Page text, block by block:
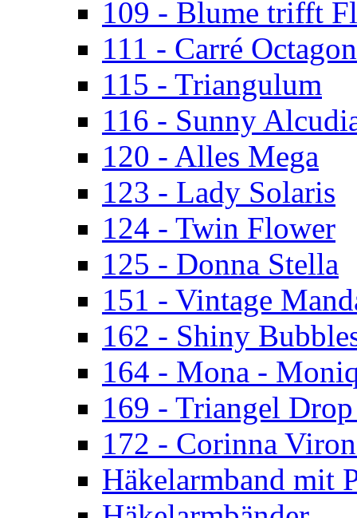
109 - Blume trifft
111 - Carré Octagon
115 - Triangulum
116 - Sunny
120 - Alles Mega
123 - Lady Solaris
124 - Twin Flower
125 - Donna Stella
151 - Vintage
162 - Shiny
164 - Mona -
169 - Triangel Drop
172 - Corinna
Häkelarmband mit